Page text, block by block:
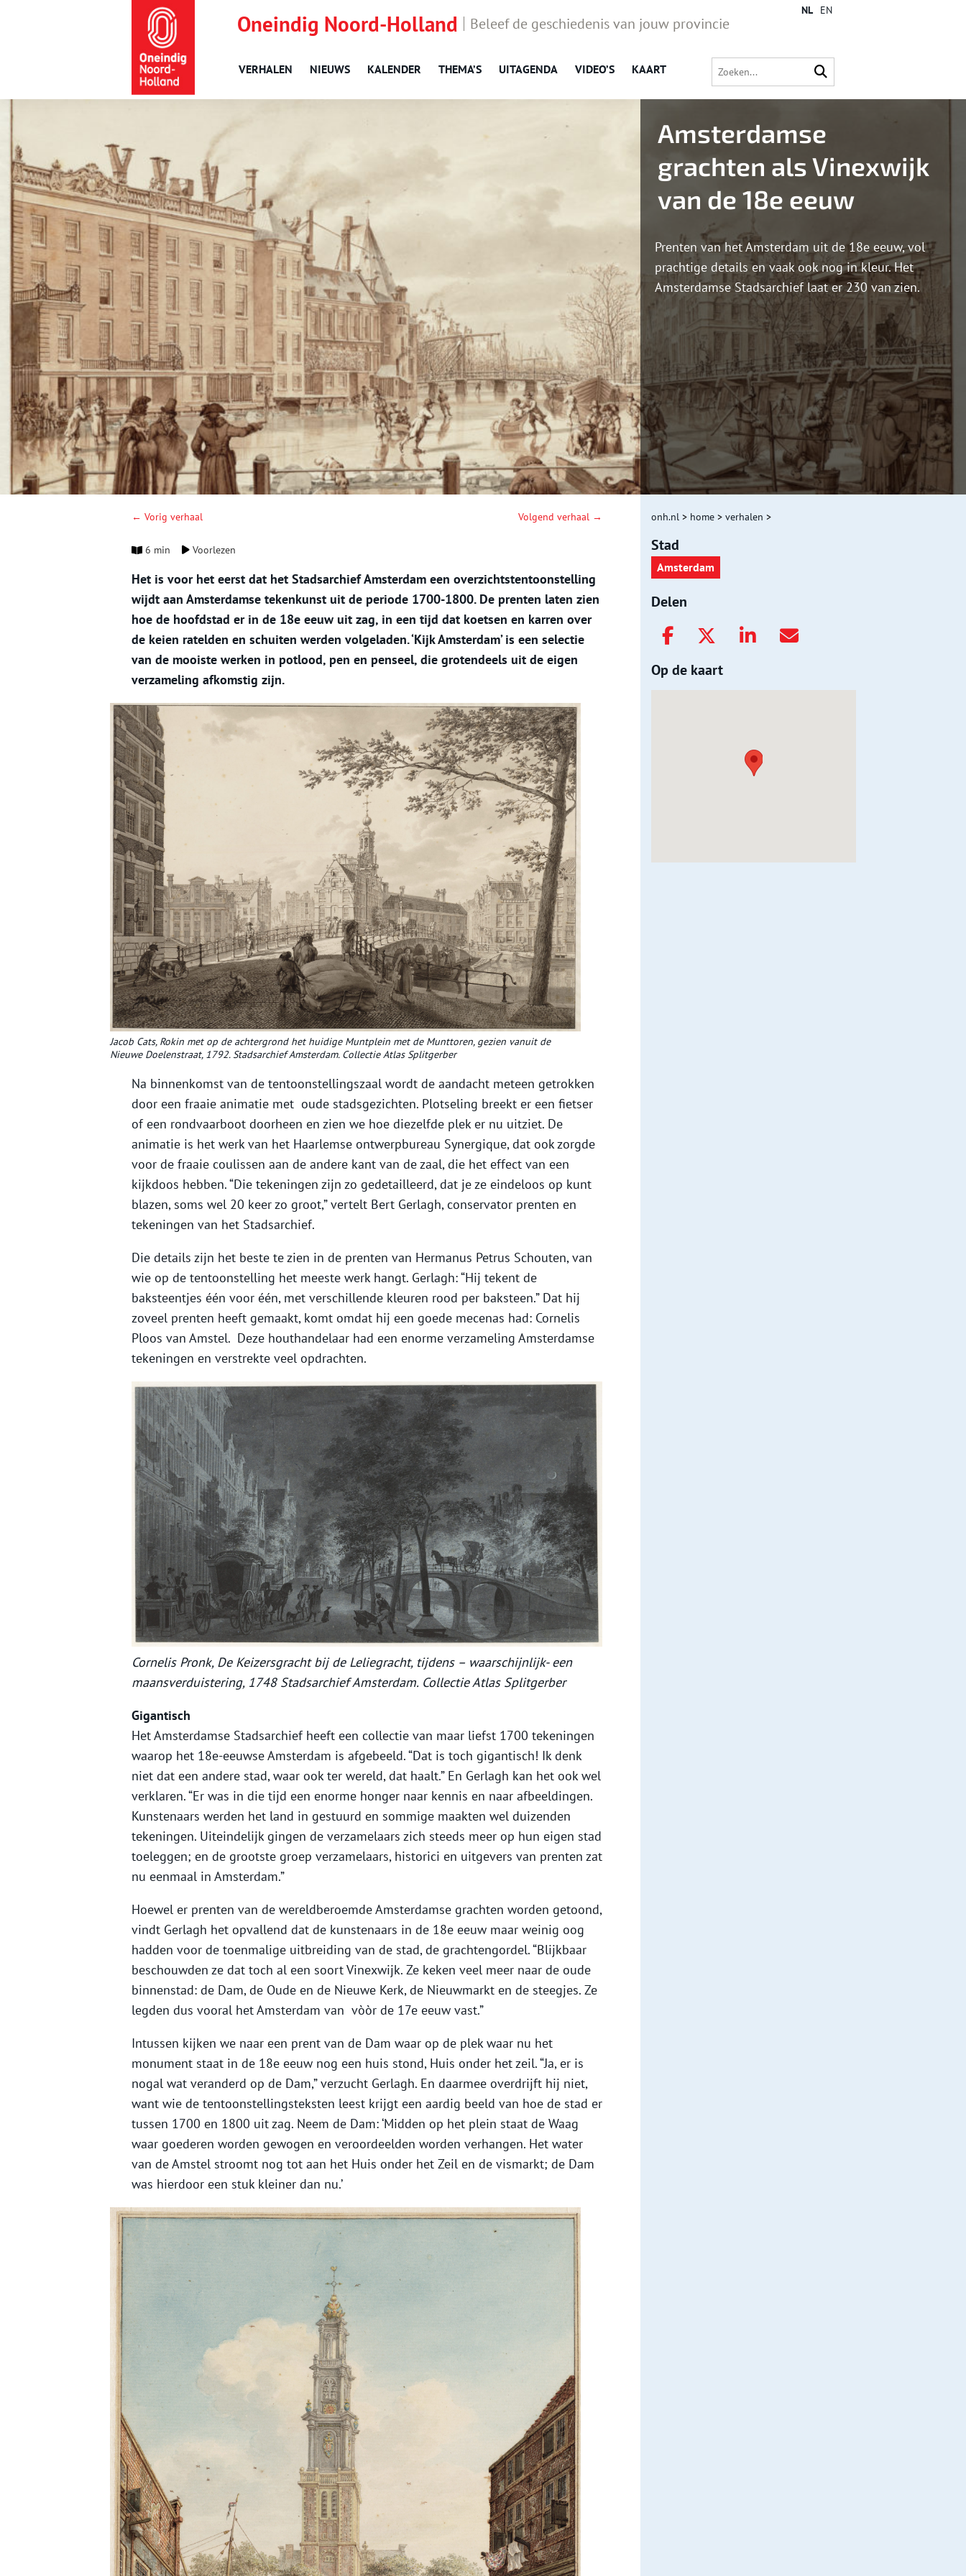
Oneindig Noord-Holland Beleef de geschiedenis van jouw provincie
VERHALEN NIEUWS KALENDER THEMA’S UITAGENDA VIDEO’S KAART
NL EN
Amsterdamse
grachten als Vinexwijk
van de 18e eeuw
Prenten van het Amsterdam uit de 18e eeuw, vol
prachtige details en vaak ook nog in kleur. Het
Amsterdamse Stadsarchief laat er 230 van zien.
← Vorig verhaal Volgend verhaal →
6 min Voorlezen
Het is voor het eerst dat het Stadsarchief Amsterdam een overzichtstentoonstelling
wijdt aan Amsterdamse tekenkunst uit de periode 1700-1800. De prenten laten zien
hoe de hoofdstad er in de 18e eeuw uit zag, in een tijd dat koetsen en karren over
de keien ratelden en schuiten werden volgeladen. ‘Kijk Amsterdam’ is een selectie
van de mooiste werken in potlood, pen en penseel, die grotendeels uit de eigen
verzameling afkomstig zijn.
Jacob Cats, Rokin met op de achtergrond het huidige Muntplein met de Munttoren, gezien vanuit de
Nieuwe Doelenstraat, 1792. Stadsarchief Amsterdam. Collectie Atlas Splitgerber
Na binnenkomst van de tentoonstellingszaal wordt de aandacht meteen getrokken
door een fraaie animatie met oude stadsgezichten. Plotseling breekt er een fietser
of een rondvaarboot doorheen en zien we hoe diezelfde plek er nu uitziet. De
animatie is het werk van het Haarlemse ontwerpbureau Synergique, dat ook zorgde
voor de fraaie coulissen aan de andere kant van de zaal, die het effect van een
kijkdoos hebben. “Die tekeningen zijn zo gedetailleerd, dat je ze eindeloos op kunt
blazen, soms wel 20 keer zo groot,” vertelt Bert Gerlagh, conservator prenten en
tekeningen van het Stadsarchief.
Die details zijn het beste te zien in de prenten van Hermanus Petrus Schouten, van
wie op de tentoonstelling het meeste werk hangt. Gerlagh: “Hij tekent de
baksteentjes één voor één, met verschillende kleuren rood per baksteen.” Dat hij
zoveel prenten heeft gemaakt, komt omdat hij een goede mecenas had: Cornelis
Ploos van Amstel. Deze houthandelaar had een enorme verzameling Amsterdamse
tekeningen en verstrekte veel opdrachten.
Cornelis Pronk, De Keizersgracht bij de Leliegracht, tijdens – waarschijnlijk- een
maansverduistering, 1748 Stadsarchief Amsterdam. Collectie Atlas Splitgerber
Gigantisch
Het Amsterdamse Stadsarchief heeft een collectie van maar liefst 1700 tekeningen
waarop het 18e-eeuwse Amsterdam is afgebeeld. “Dat is toch gigantisch! Ik denk
niet dat een andere stad, waar ook ter wereld, dat haalt.” En Gerlagh kan het ook wel
verklaren. “Er was in die tijd een enorme honger naar kennis en naar afbeeldingen.
Kunstenaars werden het land in gestuurd en sommige maakten wel duizenden
tekeningen. Uiteindelijk gingen de verzamelaars zich steeds meer op hun eigen stad
toeleggen; en de grootste groep verzamelaars, historici en uitgevers van prenten zat
nu eenmaal in Amsterdam.”
Hoewel er prenten van de wereldberoemde Amsterdamse grachten worden getoond,
vindt Gerlagh het opvallend dat de kunstenaars in de 18e eeuw maar weinig oog
hadden voor de toenmalige uitbreiding van de stad, de grachtengordel. “Blijkbaar
beschouwden ze dat toch al een soort Vinexwijk. Ze keken veel meer naar de oude
binnenstad: de Dam, de Oude en de Nieuwe Kerk, de Nieuwmarkt en de steegjes. Ze
legden dus vooral het Amsterdam van vòòr de 17e eeuw vast.”
Intussen kijken we naar een prent van de Dam waar op de plek waar nu het
monument staat in de 18e eeuw nog een huis stond, Huis onder het zeil. “Ja, er is
nogal wat veranderd op de Dam,” verzucht Gerlagh. En daarmee overdrijft hij niet,
want wie de tentoonstellingsteksten leest krijgt een aardig beeld van hoe de stad er
tussen 1700 en 1800 uit zag. Neem de Dam: ‘Midden op het plein staat de Waag
waar goederen worden gewogen en veroordeelden worden verhangen. Het water
van de Amstel stroomt nog tot aan het Huis onder het Zeil en de vismarkt; de Dam
was hierdoor een stuk kleiner dan nu.’
onh.nl > home > verhalen >
Stad
Amsterdam
Delen
Op de kaart